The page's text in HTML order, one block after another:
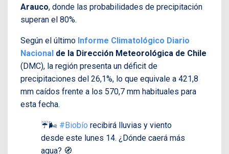
Arauco, donde las probabilidades de precipitación
superan el 80%.
Según el último Informe Climatológico Diario
Nacional de la Dirección Meteorológica de Chile
(DMC), la región presenta un déficit de
precipitaciones del 26,1%, lo que equivale a 421,8
mm caídos frente a los 570,7 mm habituales para
esta fecha.
☔🌬️ #Biobío recibirá lluvias y viento
desde este lunes 14. ¿Dónde caerá más
agua? 🧭